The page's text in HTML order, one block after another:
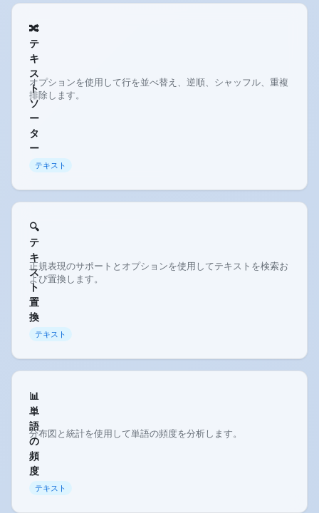
🔀
テ
キ
ス
ト
ソ
ー
タ
ー
オプションを使用して行を並べ替え、逆順、シャッフル、重複
排除します。
テキスト
🔍
テ
キ
ス
ト
置
換
正規表現のサポートとオプションを使用してテキストを検索お
よび置換します。
テキスト
📊
単
語
の
頻
度
分布図と統計を使用して単語の頻度を分析します。
テキスト